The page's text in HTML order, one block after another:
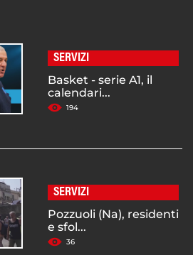
SERVIZI
Basket - serie A1, il
calendari...
194
SERVIZI
Pozzuoli (Na), residenti
e sfol...
36